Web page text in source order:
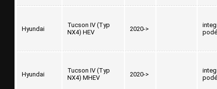
Hyundai
Tucson IV (Typ
NX4) HEV
2020->
Hyundai
Tucson IV (Typ
NX4) MHEV
2020->